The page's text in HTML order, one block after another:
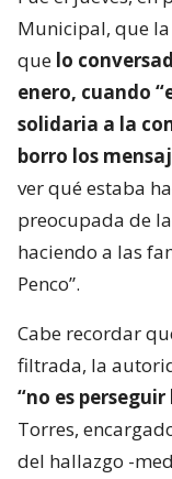
Municipal, que
que lo
enero, cuando
solidaria a la
borro los
ver qué estaba
preocupada de
haciendo a las
Penco”.
Cabe recordar
filtrada, la
“no es
Torres,
del hallazgo -